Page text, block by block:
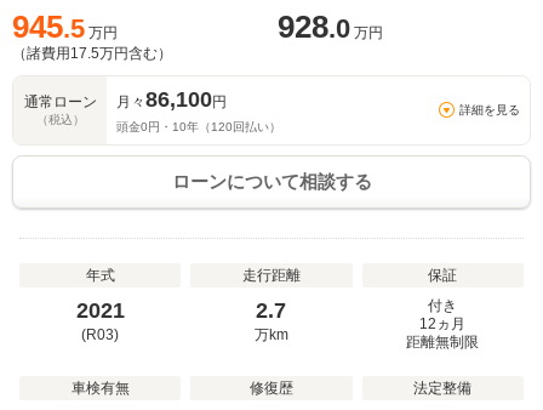
945.5 万円
（諸費用 17.5万円含む）
928.0 万円
通常ローン
（税込）
月々86,100円
頭金0円・ 10年（120 回払い）
詳細を見る
ローンについて相談する
年式
2021
(R03)
走行距離
2.7
万km
保証
付き
12ヵ月
距離無制限
車検有無
修復歴
法定整備